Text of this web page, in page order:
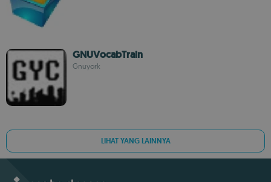
GNUVocabTrain
Gnuyork
LIHAT YANG LAINNYA